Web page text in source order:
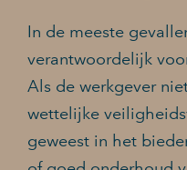
In de meeste
verantwoordelijk
Als de werkgever
wettelijke
geweest in het